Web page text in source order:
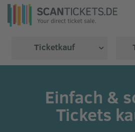
Ticketkauf
Einfach &
Tickets